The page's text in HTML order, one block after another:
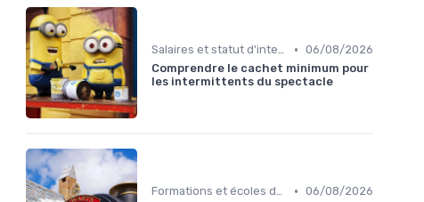
Salaires et statut d'intermittent • 06/08/2026
Comprendre le cachet minimum pour
les intermittents du spectacle
Formations et écoles de cinéma • 06/08/2026